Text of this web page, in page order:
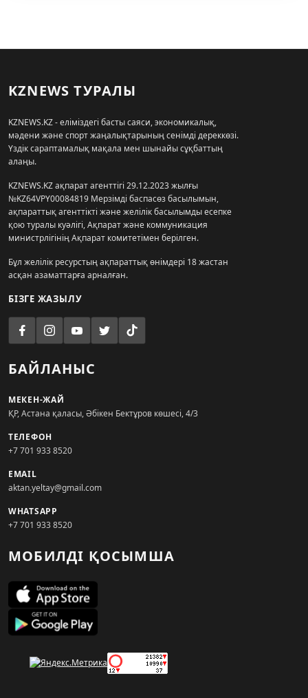
KZNEWS ТУРАЛЫ
KZNEWS.KZ - еліміздегі басты саяси, экономикалық,
мәдени және спорт жаңалықтарының сенімді дереккөзі.
Үздік сараптамалық мақала мен шынайы сұқбаттың
алаңы.
KZNEWS.KZ ақпарат агенттігі 29.12.2023 жылғы
№KZ64VPY00084819 Мерзімді баспасөз басылымын,
ақпараттық агенттікті және желілік басылымды есепке
қою туралы куәлігі, Ақпарат және коммуникация
министрлігінің Ақпарат комитетімен берілген.
Бұл желілік ресурстың ақпараттық өнімдері 18 жастан
асқан азаматтарға арналған.
БІЗГЕ ЖАЗЫЛУ
БАЙЛАНЫС
МЕКЕН-ЖАЙ
ҚР, Астана қаласы, Әбікен Бектұров көшесі, 4/3
ТЕЛЕФОН
+7 701 933 8520
EMAIL
aktan.yeltay@gmail.com
WHATSAPP
+7 701 933 8520
МОБИЛДІ ҚОСЫМША